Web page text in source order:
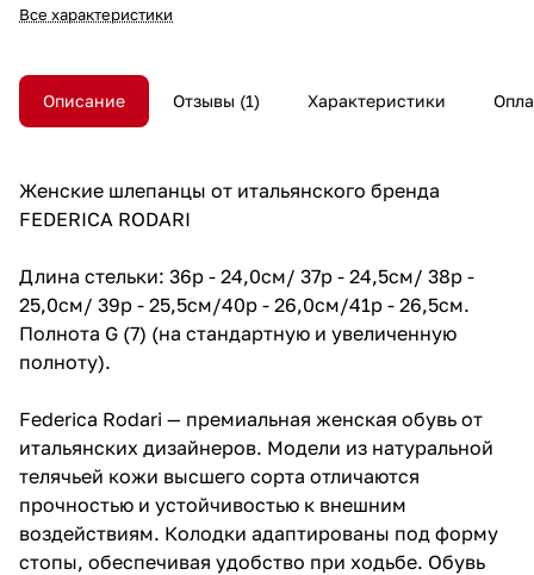
Все характеристики
Описание Отзывы 1 Характеристики
Женские шлепанцы от итальянского бренда
FEDERICA RODARI
Длина стельки: 36р - 24,0см/ 37р - 24,5см/ 38р -
25,0см/ 39р - 25,5см/40р - 26,0см/41р - 26,5см.
Полнота G (7) (на стандартную и увеличенную
полноту).
Federica Rodari — премиальная женская обувь от
итальянских дизайнеров. Модели из натуральной
телячьей кожи высшего сорта отличаются
прочностью и устойчивостью к внешним
воздействиям. Колодки адаптированы под форму
стопы, обеспечивая удобство при ходьбе. Обувь